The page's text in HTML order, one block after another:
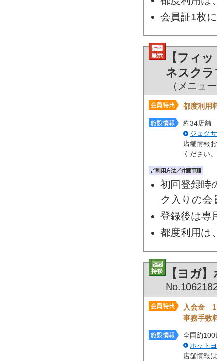
会員証1枚
【フィ
ネスクラ
（メニュ
都度利用
約34店舗
ジェク
店舗情報
ください。
初回登録時
ク入りの会
登録後は専
都度利用は
【ヨガ
入会金
事務手
全国約100
ホット
店舗情報